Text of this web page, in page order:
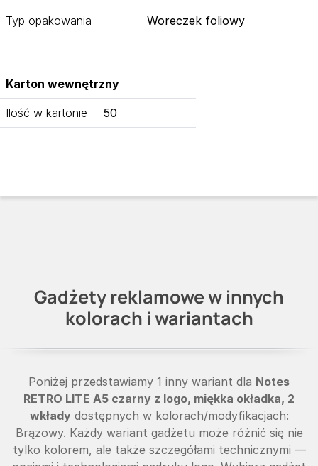
Typ opakowania Woreczek foliowy
Karton wewnętrzny
Ilość w kartonie 50
Gadżety reklamowe w innych
kolorach i wariantach
Poniżej przedstawiamy 1 inny wariant dla Notes
RETRO LITE A5 czarny z logo, miękka okładka, 2
wkładydostępnych w kolorach/modyfikacjach:
Brązowy. Każdy wariant gadżetu może różnić się nie
tylko kolorem, ale także szczegółami technicznymi —